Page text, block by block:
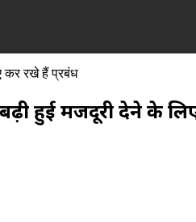
कर रखे हैं प्रबंध
हुई मजदूरी देने के